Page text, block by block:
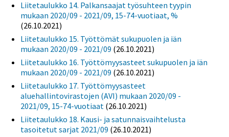
Liitetaulukko 14. Palkansaajat työsuhteen tyypin
mukaan 2020/09 - 2021/09, 15-74-vuotiaat, %
(26.10.2021)
Liitetaulukko 15. Työttömät sukupuolen ja iän
mukaan 2020/09 - 2021/09 (26.10.2021)
Liitetaulukko 16. Työttömyysasteet sukupuolen ja iän
mukaan 2020/09 - 2021/09 (26.10.2021)
Liitetaulukko 17. Työttömyysasteet
aluehallintovirastojen (AVI) mukaan 2020/09 -
2021/09, 15-74-vuotiaat (26.10.2021)
Liitetaulukko 18. Kausi- ja satunnaisvaihtelusta
tasoitetut sarjat 2021/09 (26.10.2021)